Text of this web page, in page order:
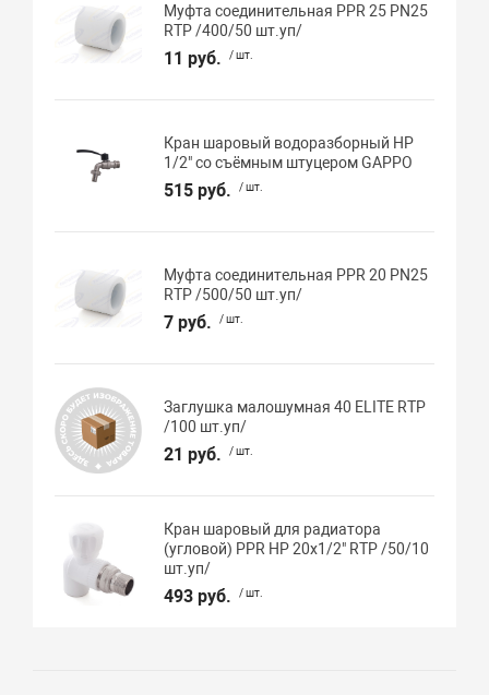
Муфта соединительная PPR 25 PN25
RTP /400/50 шт.уп/
11 руб. / шт.
Кран шаровый водоразборный НР
1/2" со съёмным штуцером GAPPO
515 руб. / шт.
Муфта соединительная PPR 20 PN25
RTP /500/50 шт.уп/
7 руб. / шт.
Заглушка малошумная 40 ELITE RTP
/100 шт.уп/
21 руб. / шт.
Кран шаровый для радиатора
(угловой) PPR НР 20х1/2" RTP /50/10
шт.уп/
493 руб. / шт.